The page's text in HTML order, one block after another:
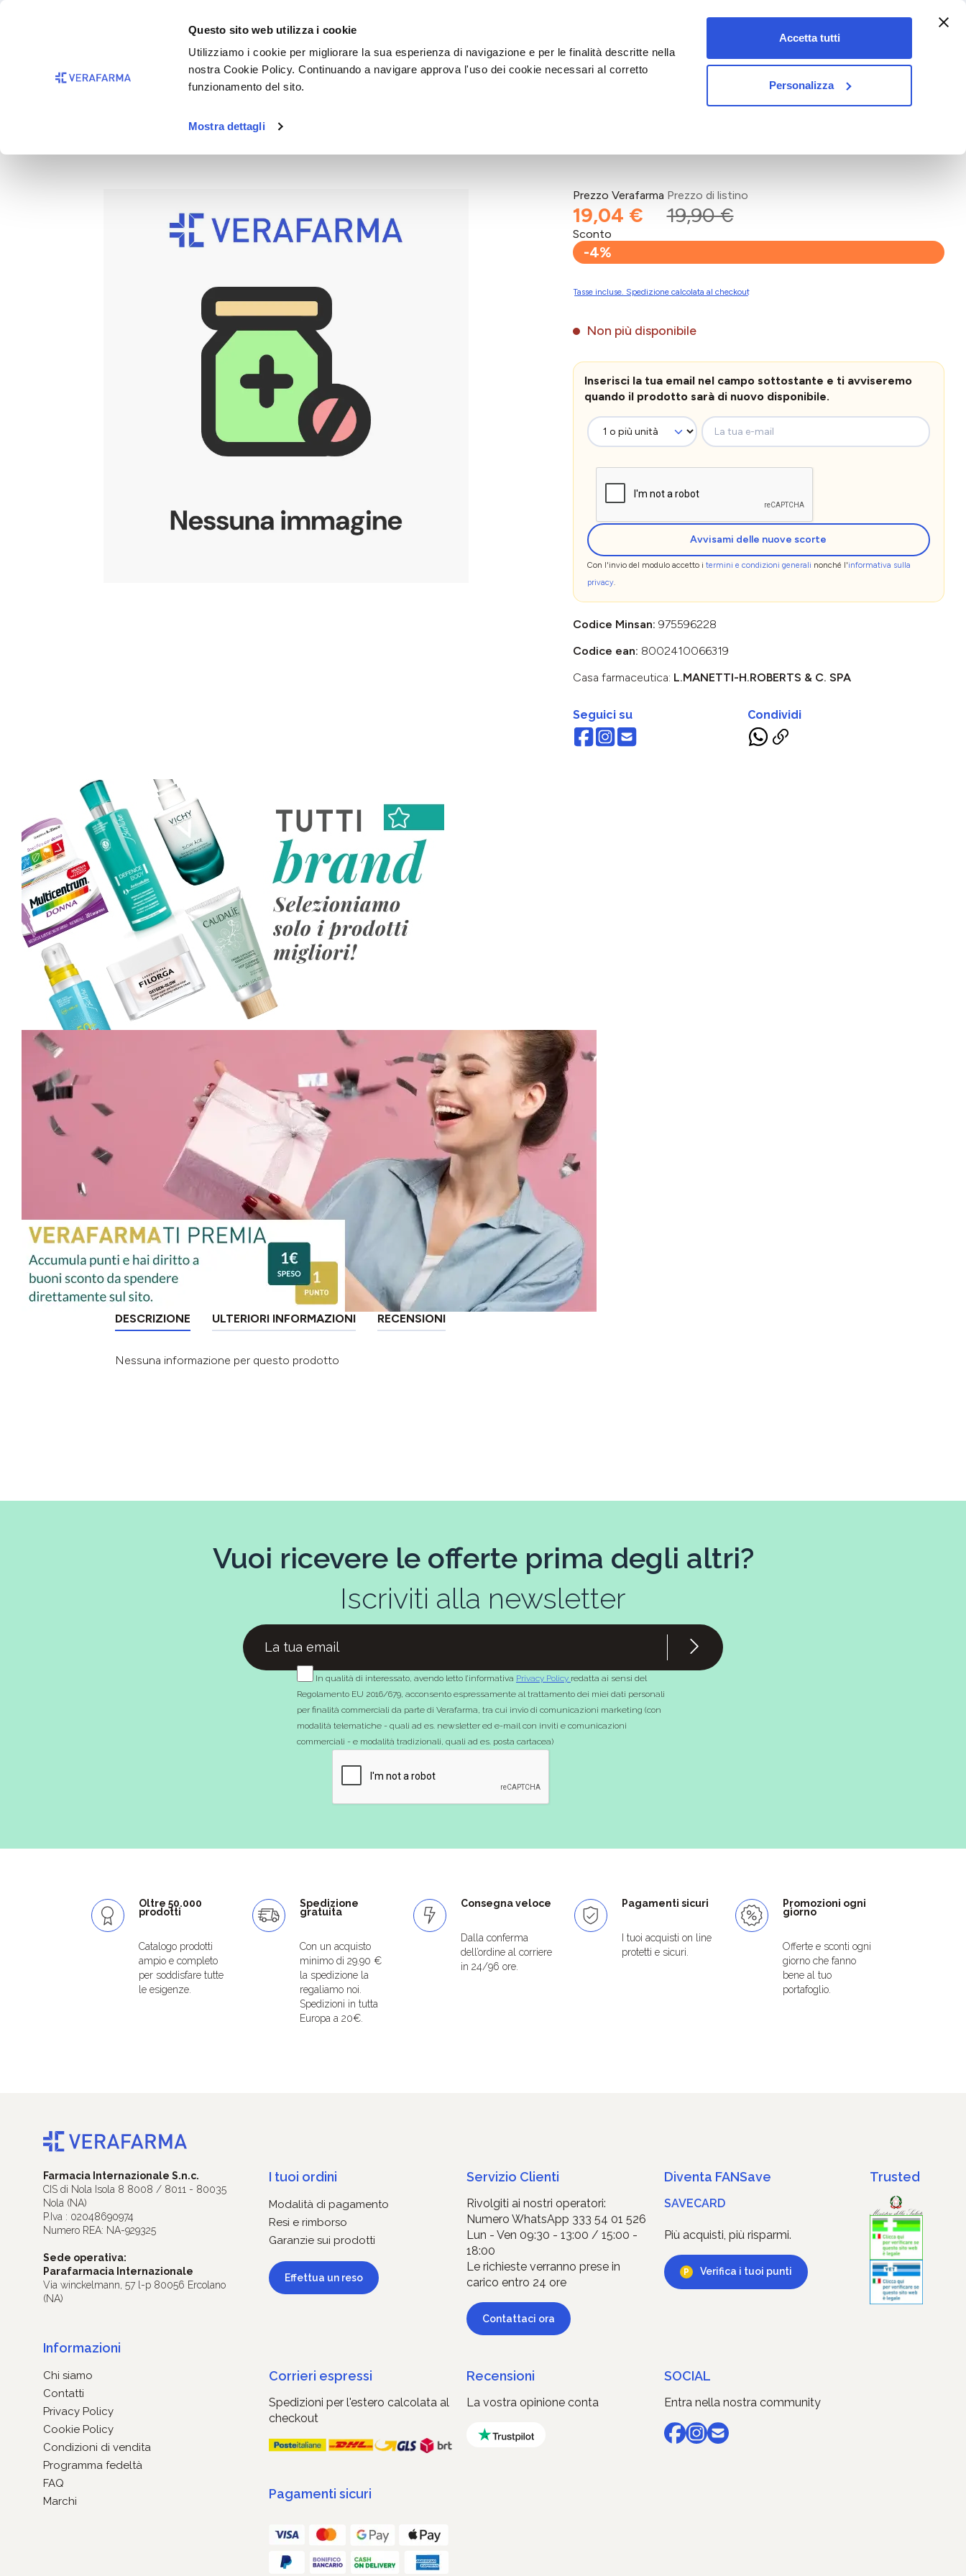
Questo sito web utilizza i cookie
Utilizziamo i cookie per migliorare la sua esperienza di navigazione e per le finalità descritte nella
nostra Cookie Policy. Continuando a navigare approva l'uso dei cookie necessari al corretto
funzionamento del sito.
Mostra dettagli
Accetta tutti
Personalizza
Passa alla navigazione principale
vet&pet
SOMAT C VISO 4D BOOSTER 30 OS
Prezzo Verafarma
19,04 €
Prezzo di listino
19,90 €
Sconto
-4%
Tasse incluse. Spedizione calcolata al checkout
Non più disponibile
Inserisci la tua email nel campo sottostante e ti avviseremo
quando il prodotto sarà di nuovo disponibile.
La tua e-mail
Avvisami delle nuove scorte
Con l'invio del modulo accetto i termini e condizioni generali nonché l'informativa sulla
privacy.
Codice Minsan: 975596228
Codice ean: 8002410066319
Casa farmaceutica: L.MANETTI-H.ROBERTS & C. SPA
Seguici su Condividi
DESCRIZIONE ULTERIORI INFORMAZIONI RECENSIONI
Nessuna informazione per questo prodotto
Vuoi ricevere le offerte prima degli altri?
Iscriviti alla newsletter
In qualità di interessato, avendo letto l’informativa Privacy Policy redatta ai sensi del
Regolamento EU 2016/679, acconsento espressamente al trattamento dei miei dati personali
per finalità commerciali da parte di Verafarma, tra cui invio di comunicazioni marketing (con
modalità telematiche - quali ad es. newsletter ed e-mail con inviti e comunicazioni
commerciali - e modalità tradizionali, quali ad es. posta cartacea)
Oltre 50.000
prodotti
Catalogo prodotti
ampio e completo
per soddisfare tutte
le esigenze.
Spedizione
gratuita
Con un acquisto
minimo di 29.90 €
la spedizione la
regaliamo noi.
Spedizioni in tutta
Europa a 20€.
Consegna veloce
Dalla conferma
dell’ordine al corriere
in 24/96 ore.
Pagamenti sicuri
I tuoi acquisti on line
protetti e sicuri.
Promozioni ogni
giorno
Offerte e sconti ogni
giorno che fanno
bene al tuo
portafoglio.
Farmacia Internazionale S.n.c.
CIS di Nola Isola 8 8008 / 8011 - 80035
Nola (NA)
P.Iva : 02048690974
Numero REA: NA-929325
Sede operativa:
Parafarmacia Internazionale
Via winckelmann, 57 l-p 80056 Ercolano
(NA)
Informazioni
Chi siamo
Contatti
Privacy Policy
Cookie Policy
Condizioni di vendita
Programma fedeltà
FAQ
Marchi
I tuoi ordini
Modalità di pagamento
Resi e rimborso
Garanzie sui prodotti
Effettua un reso
Servizio Clienti
Rivolgiti ai nostri operatori:
Numero WhatsApp 333 54 01 526
Lun - Ven 09:30 - 13:00 / 15:00 -
18:00
Le richieste verranno prese in
carico entro 24 ore
Contattaci ora
Diventa FANSave
SAVECARD
Più acquisti, più risparmi.
Verifica i tuoi punti
Corrieri espressi
Spedizioni per l'estero calcolata al
checkout
Recensioni
La vostra opinione conta
SOCIAL
Entra nella nostra community
Pagamenti sicuri
Trusted